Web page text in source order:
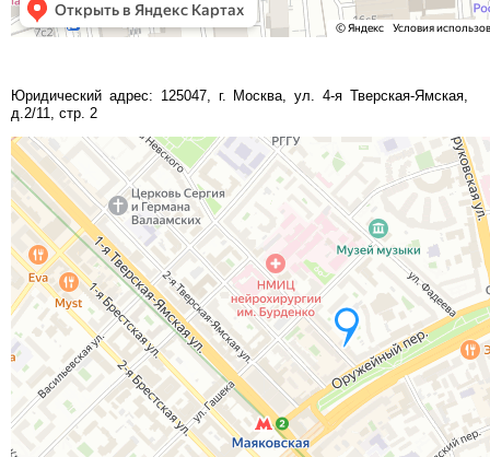
Юридический адрес: 125047, г. Москва, ул. 4-я Тверская-Ямская,
д.2/11, стр. 2